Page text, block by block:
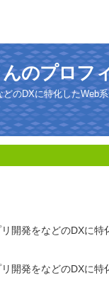
のプロフ
のDXに特化したWeb
開発をなどのDXに
開発をなどのDXに